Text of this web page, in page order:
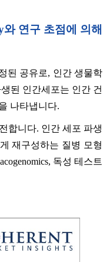
연구 초점에 의해
된 공유로, 인간 생물학
된 인간세포는 인간 건
나타냅니다.
합니다. 인간 세포 파생
재구성하는 질병 모형
독성 테스트